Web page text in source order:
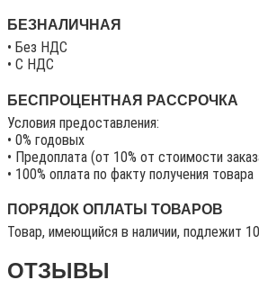
БЕЗНАЛИЧНАЯ
• Без НДС
• C НДС
БЕСПРОЦЕНТНАЯ РАССРОЧКА
Условия предоставления:
• 0% годовых
• Предоплата (от 10% от стоимости
• 100% оплата по факту получения товара
ПОРЯДОК ОПЛАТЫ ТОВАРОВ
Товар, имеющийся в наличии, подлежит
ОТЗЫВЫ